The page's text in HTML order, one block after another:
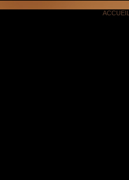
ACCUEIL